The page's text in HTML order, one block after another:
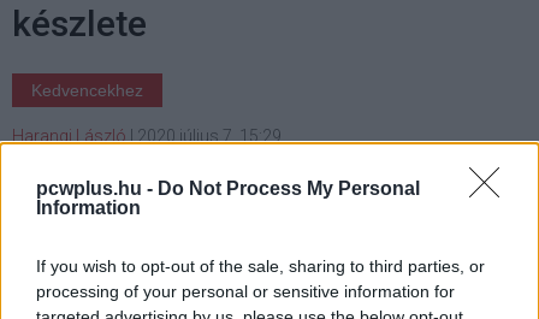
pcwplus.hu - Do Not Process My Personal
Information
If you wish to opt-out of the sale, sharing to third parties, or
processing of your personal or sensitive information for
készlete
Kedvencekhez
Harangi László | 2020 július 7. 15:29
949 elemből áll az új Lego Mindstorms-